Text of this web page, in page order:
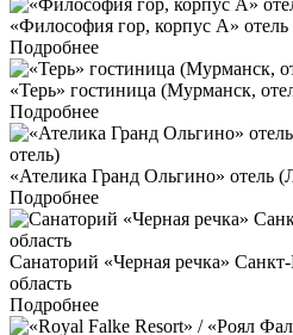
«Философия гор, корпус А» отель
Подробнее
«Терь» гостиница (Мурманск,
Подробнее
«Ателика Гранд Ольгино» отель
Подробнее
Санаторий «Черная речка»
область
Подробнее